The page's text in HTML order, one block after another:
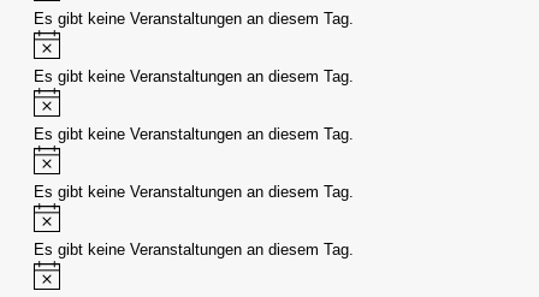
Es gibt keine Veranstaltungen an diesem Tag.
Hinweis
Es gibt keine Veranstaltungen an diesem Tag.
Hinweis
Es gibt keine Veranstaltungen an diesem Tag.
Hinweis
Es gibt keine Veranstaltungen an diesem Tag.
Hinweis
Es gibt keine Veranstaltungen an diesem Tag.
Hinweis